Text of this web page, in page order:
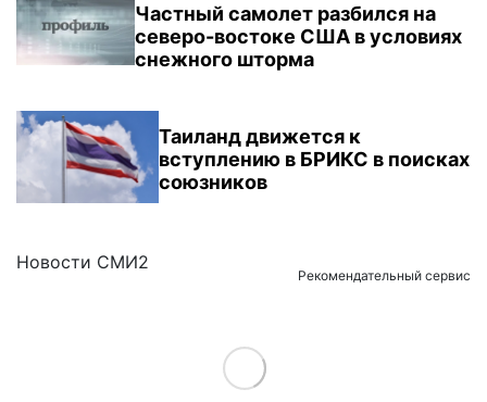
Частный самолет разбился на
северо-востоке США в условиях
снежного шторма
Таиланд движется к
вступлению в БРИКС в поисках
союзников
Новости СМИ2
Рекомендательный сервис
Load More